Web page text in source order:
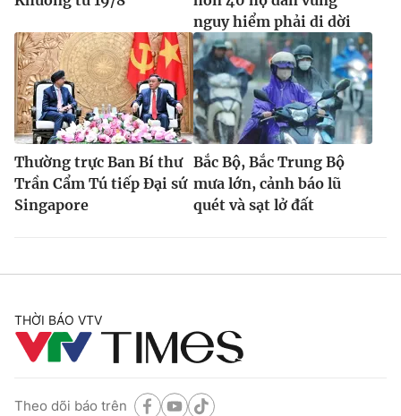
nguy hiểm phải di dời
Thường trực Ban Bí thư
Trần Cẩm Tú tiếp Đại sứ
Singapore
Bắc Bộ, Bắc Trung Bộ
mưa lớn, cảnh báo lũ
quét và sạt lở đất
THỜI BÁO VTV
Theo dõi báo trên